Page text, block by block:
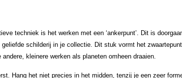
techniek is het werken met een ‘ankerpunt’. Dit is
schilderij in je collectie. Dit stuk vormt het
kleinere werken als planeten omheen draaien.
Hang het niet precies in het midden, tenzij je een zeer